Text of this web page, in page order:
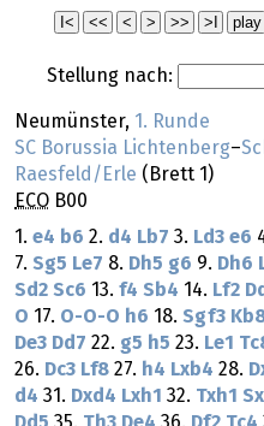
Stellung nach:
Neumünster, 1. Runde
SC Borussia Lichtenberg–
Raesfeld/Erle (Brett 1)
ECO B00
1. e4 b6 2. d4 Lb7 3. Ld3 e6
7. Sg5 Le7 8. Dh5 g6 9. Dh6
Sd2 Sc6 13. f4 Sb4 14. Lf2
O 17. O-O-O h6 18. Sgf3
De3 Dd7 22. g5 h5 23. Le1
26. Dc3 Lf8 27. h4 Lxb4 28.
d4 31. Dxd4 Lxh1 32. Txh1
Dd5 35. Th3 De4 36. Df2 Tc4